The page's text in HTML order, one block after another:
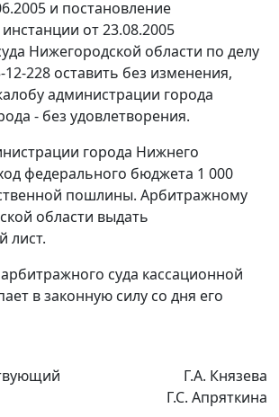
и постановление
от 23.08.2005
Нижегородской области по делу
228 оставить без изменения,
администрации города
- без удовлетворения.
города Нижнего
федерального бюджета 1 000
пошлины. Арбитражному
области выдать
лист.
суда кассационной
в законную силу со дня его
Г.А. Князева
Г.С. Апряткина